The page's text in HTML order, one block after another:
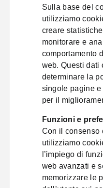
Sulla base del
utilizziamo
creare
monitorare e
comportamento
web. Questi dati
determinare la
singole pagine
per il
Funzioni e
Con il consenso
utilizziamo
l’impiego di
web avanzati e
memorizzare le